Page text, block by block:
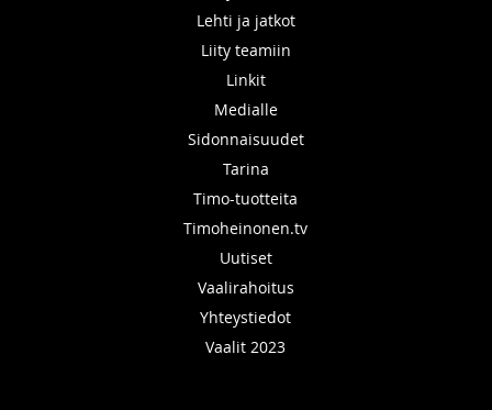
Lehti ja jatkot
Liity teamiin
Linkit
Medialle
Sidonnaisuudet
Tarina
Timo-tuotteita
Timoheinonen.tv
Uutiset
Vaalirahoitus
Yhteystiedot
Vaalit 2023